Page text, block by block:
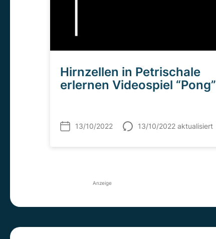
Hirnzellen in Petrischale
erlernen Videospiel “Pong”
13/10/2022 13/10/2022 aktualisiert
Anzeige